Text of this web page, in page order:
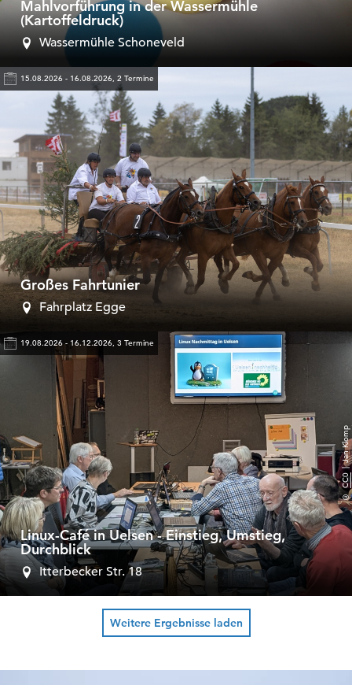
Mahlvorführung in der Wassermühle
(Kartoffeldruck)
Wassermühle Schoneveld
15.08.2026 - 16.08.2026, 2 Termine
Großes Fahrtunier
Fahrplatz Egge
©
CC0
| Jan Klomp
19.08.2026 - 16.12.2026, 3 Termine
Linux-Café in Uelsen - Einstieg, Umstieg,
Durchblick
Itterbecker Str. 18
Weitere Ergebnisse laden